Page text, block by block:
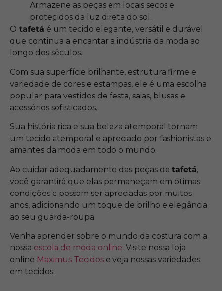
Armazene as peças em locais secos e
protegidos da luz direta do sol.
O tafetá é um tecido elegante, versátil e durável
que continua a encantar a indústria da moda ao
longo dos séculos.
Com sua superfície brilhante, estrutura firme e
variedade de cores e estampas, ele é uma escolha
popular para vestidos de festa, saias, blusas e
acessórios sofisticados.
Sua história rica e sua beleza atemporal tornam
um tecido atemporal e apreciado por fashionistas e
amantes da moda em todo o mundo.
Ao cuidar adequadamente das peças de tafetá,
você garantirá que elas permaneçam em ótimas
condições e possam ser apreciadas por muitos
anos, adicionando um toque de brilho e elegância
ao seu guarda-roupa.
Venha aprender sobre o mundo da costura com a
nossa escola de moda online. Visite nossa loja
online Maximus Tecidos e veja nossas variedades
em tecidos.